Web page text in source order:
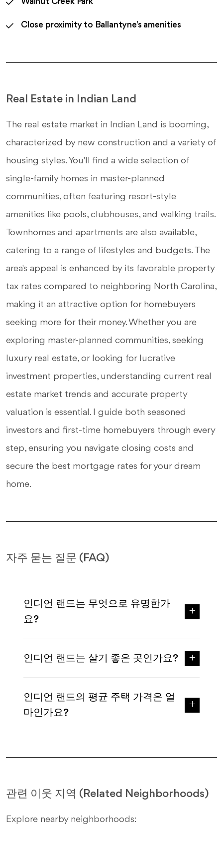
Close proximity to Ballantyne's amenities
Real Estate in Indian Land
The real estate market in Indian Land is booming,
characterized by new construction and a variety of
housing styles. You'll find a wide selection of
single-family homes in master-planned
communities, often featuring resort-style
amenities like pools, clubhouses, and walking trails.
Townhomes and apartments are also available,
catering to a range of lifestyles and budgets. The
area's appeal is enhanced by its favorable property
tax rates compared to neighboring North Carolina,
making it an attractive option for homebuyers
seeking more for their money. Whether you are
exploring master-planned communities, seeking
luxury real estate, or looking for lucrative
investment properties, understanding current real
estate market trends and accurate property
valuation is essential. I guide both seasoned
investors and first-time homebuyers through every
step, ensuring you navigate closing costs and
secure the best mortgage rates for your dream
home.
자주 묻는 질문 (FAQ)
인디언 랜드는 무엇으로 유명한가
요?
인디언 랜드는 살기 좋은 곳인가요?
인디언 랜드의 평균 주택 가격은 얼
마인가요?
관련 이웃 지역 (Related Neighborhoods)
Explore nearby neighborhoods: